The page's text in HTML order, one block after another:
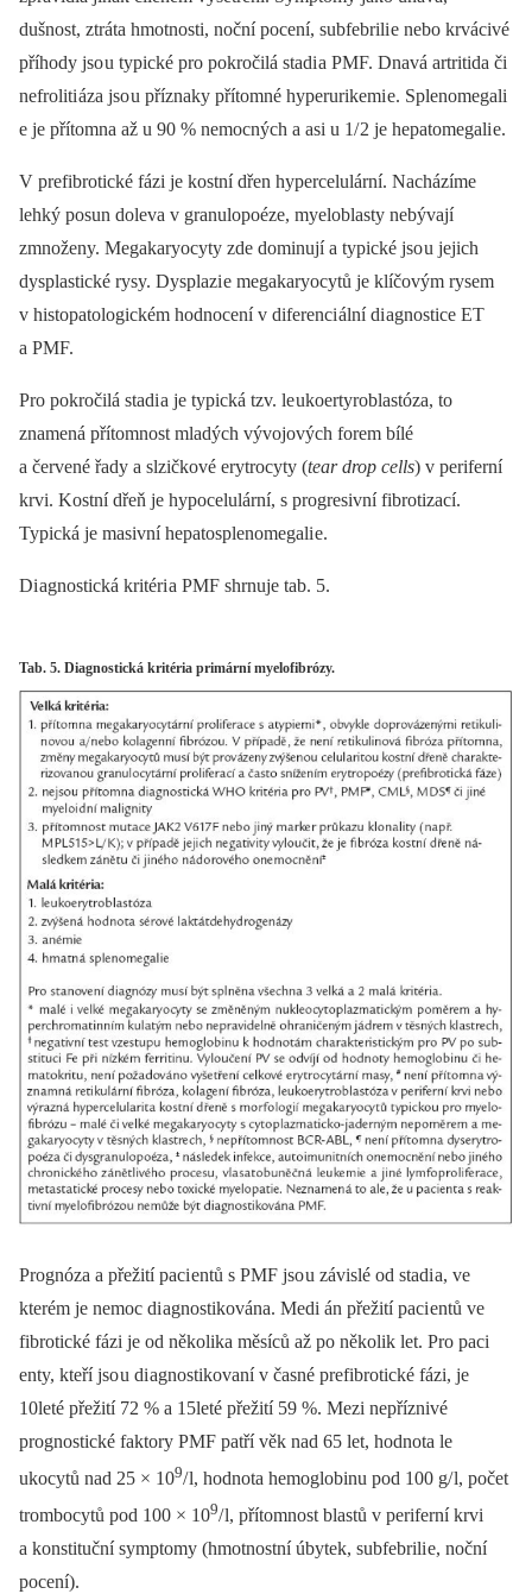
dušnost, ztráta hmotnosti, noční pocení, subfebrili e nebo krvácivé
příhody jso u typické pro pokročilá stadi a PMF. Dnavá artritida či
nefroliti áza jso u příznaky přítomné hyperurikemi e. Splenomegali
e je přítomna až u 90 % nemocných a asi u 1/ 2 je hepatomegali e.
V prefibrotické fázi je kostní dřen hypercelulární. Nacházíme
lehký posun doleva v granulopoéze, myeloblasty nebývají
zmnoženy. Megakaryocyty zde dominují a typické jso u jejich
dysplastické rysy. Dysplazi e megakaryocytů je klíčovým rysem
v histopatologickém hodnocení v diferenci ální di agnostice ET
a PMF.
Pro pokročilá stadi a je typická tzv. le ukoertyroblastóza, to
znamená přítomnost mladých vývojových forem bílé
a červené řady a slzičkové erytrocyty (tear drop cells) v periferní
krvi. Kostní dřeň je hypocelulární, s progresivní fibrotizací.
Typická je masivní hepatosplenomegali e.
Di agnostická kritéri a PMF shrnuje tab. 5.
Tab. 5. Diagnostická kritéria primární myelofibrózy.
Prognóza a přežití paci entů s PMF jso u závislé od stadi a, ve
kterém je nemoc di agnostikována. Medi án přežití paci entů ve
fibrotické fázi je od několika měsíců až po několik let. Pro paci
enty, kteří jso u di agnostikovaní v časné prefibrotické fázi, je
10leté přežití 72 % a 15leté přežití 59 %. Mezi nepříznivé
prognostické faktory PMF patří věk nad 65 let, hodnota le
ukocytů nad 25 × 109/ l, hodnota hemoglobinu pod 100 g/ l, počet
trombocytů pod 100 × 109/ l, přítomnost blastů v periferní krvi
a konstituční symptomy (hmotnostní úbytek, subfebrili e, noční
pocení).